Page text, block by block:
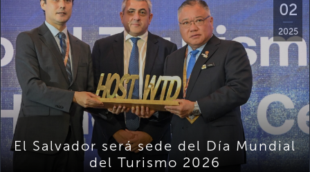
02
2025
El Salvador será sede del Día Mundial
del Turismo 2026